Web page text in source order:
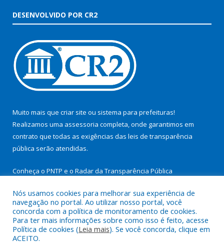
DESENVOLVIDO POR CR2
Muito mais que criar site ou sistema para prefeituras!
Realizamos uma assessoria completa, onde garantimos em
contrato que todas as exigências das leis de transparência
pública serão atendidas.
Conheça o PNTP e o Radar da Transparência Pública
Todos os direitos reservados a Prefeitura Municipal de São
Miguel do Guamá.
Nós usamos cookies para melhorar sua experiência de
navegação no portal. Ao utilizar nosso portal, você
concorda com a política de monitoramento de cookies.
Para ter mais informações sobre como isso é feito, acesse
Política de cookies (Leia mais). Se você concorda, clique em
ACEITO.